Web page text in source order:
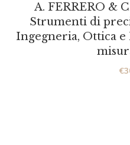
A. FERRERO &
Strumenti di
Ingegneria, Ottica e
€